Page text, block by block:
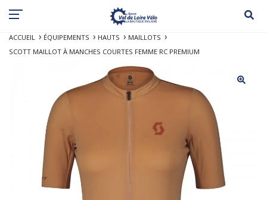
ACCUEIL ÉQUIPEMENTS HAUTS
MAILLOTS
SCOTT MAILLOT À MANCHES COURTES FEMME RC PREMIUM